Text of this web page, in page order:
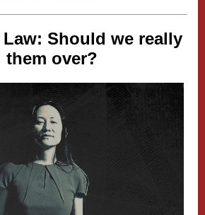
Should we really
them over?